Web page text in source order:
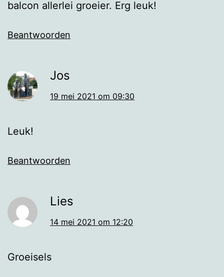
balcon allerlei groeier. Erg leuk!
Beantwoorden
Jos
19 mei 2021 om 09:30
Leuk!
Beantwoorden
Lies
14 mei 2021 om 12:20
Groeisels